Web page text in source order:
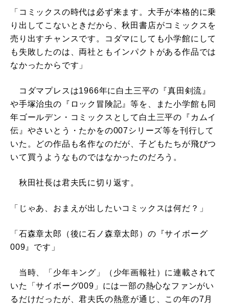
「コミックスの時代は必ず来ます。大手が本格的に乗
り出してこないときだから、秋田書店がコミックスを
売り出すチャンスです。コダマにしても小学館にして
も失敗したのは、両社ともインパクトがある作品では
なかったからです」
コダマプレスは1966年に白土三平の『真田剣流』
や手塚治虫の『ロック冒険記』等を、また小学館も同
年ゴールデン・コミックスとして白土三平の『カムイ
伝』やさいとう・たかをの007シリーズ等を刊行して
いた。どの作品も名作なのだが、子どもたちが飛びつ
いて買うようなものではなかったのだろう。
秋田社長は君夫氏に切り返す。
「じゃあ、おまえが出したいコミックスは何だ？」
「石森章太郎（後に石ノ森章太郎）の『サイボーグ
009』です」
当時、「少年キング」（少年画報社）に連載されて
いた「サイボーグ009」には一部の熱心なファンがい
るだけだったが、君夫氏の熱意が通じ、この年の7月